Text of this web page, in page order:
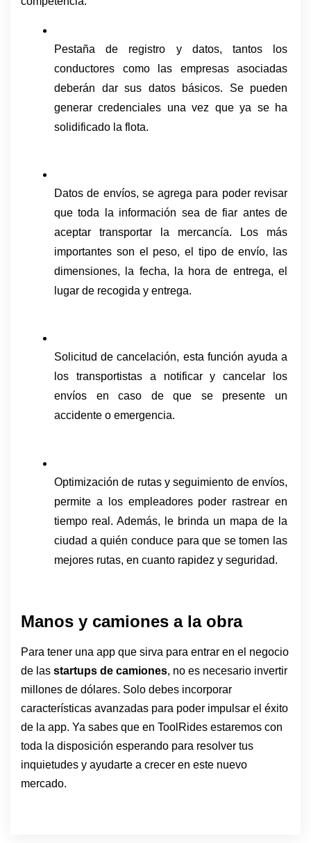
Pestaña de registro y datos, tantos los
conductores como las empresas asociadas
deberán dar sus datos básicos. Se pueden
generar credenciales una vez que ya se ha
solidificado la flota.
Datos de envíos, se agrega para poder revisar
que toda la información sea de fiar antes de
aceptar transportar la mercancía. Los más
importantes son el peso, el tipo de envío, las
dimensiones, la fecha, la hora de entrega, el
lugar de recogida y entrega.
Solicitud de cancelación, esta función ayuda a
los transportistas a notificar y cancelar los
envíos en caso de que se presente un
accidente o emergencia.
Optimización de rutas y seguimiento de envíos,
permite a los empleadores poder rastrear en
tiempo real. Además, le brinda un mapa de la
ciudad a quién conduce para que se tomen las
mejores rutas, en cuanto rapidez y seguridad.
Manos y camiones a la obra
Para tener una app que sirva para entrar en el negocio
de las startups de camiones, no es necesario invertir
millones de dólares. Solo debes incorporar
características avanzadas para poder impulsar el éxito
de la app. Ya sabes que en ToolRides estaremos con
toda la disposición esperando para resolver tus
inquietudes y ayudarte a crecer en este nuevo
mercado.